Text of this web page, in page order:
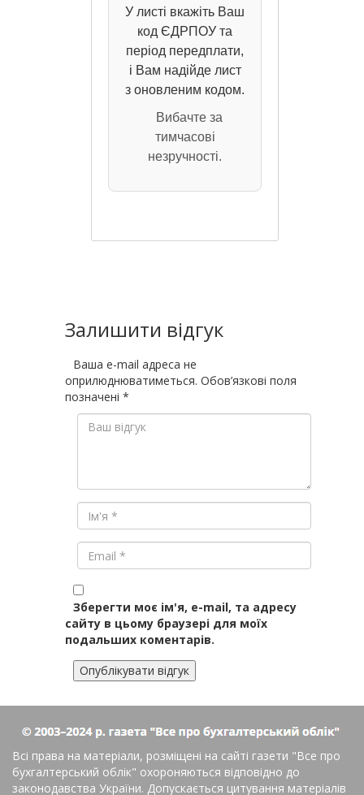
У листі вкажіть Ваш
код ЄДРПОУ та
період передплати,
і Вам надійде лист
з оновленим кодом.
Вибачте за
тимчасові
незручності.
Залишити відгук
Ваша e-mail адреса не
оприлюднюватиметься. Обов’язкові поля
позначені *
Зберегти моє ім'я, e-mail, та адресу
сайту в цьому браузері для моїх
подальших коментарів.
Всі права на матеріали, розміщені на сайті газети "Все про
бухгалтерський облік" охороняються відповідно до
законодавства України. Допускається цитування матеріалів